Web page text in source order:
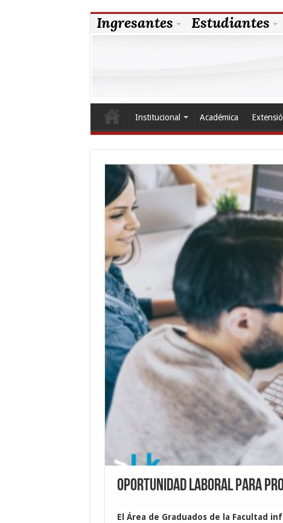
Ingresantes Estudiantes
Institucional Académica
Oportunidad laboral para
El Área de Graduados de la Facultad